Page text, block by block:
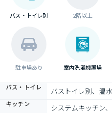
バス・トイレ別 2階以上
駐車場あり 室内洗濯機置場
バス・トイレ バストイレ別、温
キッチン
システムキッチン